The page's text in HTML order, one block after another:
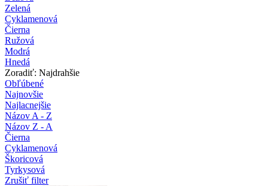
Zelená
Cyklamenová
Čierna
Ružová
Modrá
Hnedá
Zoradiť: Najdrahšie
Obľúbené
Najnovšie
Najlacnejšie
Názov A - Z
Názov Z - A
Čierna
Cyklamenová
Škoricová
Tyrkysová
Zrušiť filter